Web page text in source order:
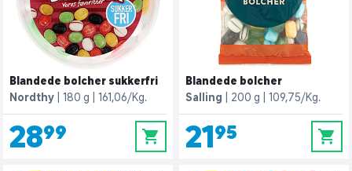
Blandede bolcher sukkerfri
Nordthy
180 g 161,06/Kg.
28,99 0
Blandede bolcher
Salling
200 g 109,75/Kg.
21,95 0